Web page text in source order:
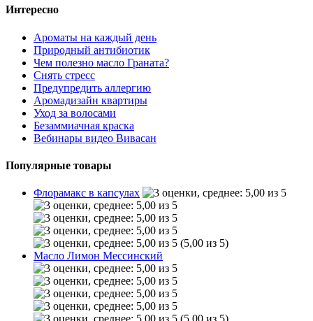
Интересно
Ароматы на каждый день
Природный антибиотик
Чем полезно масло Граната?
Снять стресс
Предупредить аллергию
Аромадизайн квартиры
Уход за волосами
Безаммиачная краска
Вебинары видео Вивасан
Популярные товары
Флорамакс в капсулах
(5,00 из 5)
Масло Лимон Мессинский